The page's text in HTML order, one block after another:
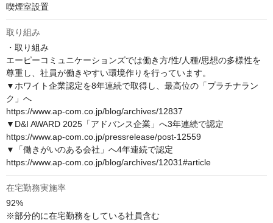
喫煙室設置
取り組み
・取り組み
エーピーコミュニケーションズでは働き方/性/人種/思想の多様性を
尊重し、社員が働きやすい環境作りを行っています。
▼ホワイト企業認定を8年連続で取得し、最高位の「プラチナラン
ク」へ
https://www.ap-com.co.jp/blog/archives/12837
▼D&I AWARD 2025「アドバンス企業」へ3年連続で認定
https://www.ap-com.co.jp/pressrelease/post-12559
▼「働きがいのある会社」へ4年連続で認定
https://www.ap-com.co.jp/blog/archives/12031#article
在宅勤務実施率
92%
※部分的に在宅勤務をしている社員含む